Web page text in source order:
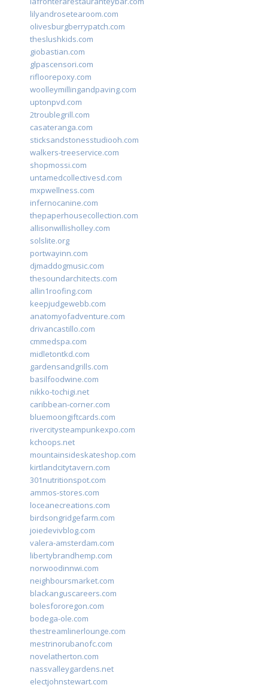
lilyandrosetearoom.com
olivesburgberrypatch.com
theslushkids.com
giobastian.com
glpascensori.com
rifloorepoxy.com
woolleymillingandpaving.com
uptonpvd.com
2troublegrill.com
casateranga.com
sticksandstonesstudiooh.com
walkers-treeservice.com
shopmossi.com
untamedcollectivesd.com
mxpwellness.com
infernocanine.com
thepaperhousecollection.com
allisonwillisholley.com
solslite.org
portwayinn.com
djmaddogmusic.com
thesoundarchitects.com
allin1roofing.com
keepjudgewebb.com
anatomyofadventure.com
drivancastillo.com
cmmedspa.com
midletontkd.com
gardensandgrills.com
basilfoodwine.com
nikko-tochigi.net
caribbean-corner.com
bluemoongiftcards.com
rivercitysteampunkexpo.com
kchoops.net
mountainsideskateshop.com
kirtlandcitytavern.com
301nutritionspot.com
ammos-stores.com
loceanecreations.com
birdsongridgefarm.com
joiedevivblog.com
valera-amsterdam.com
libertybrandhemp.com
norwoodinnwi.com
neighboursmarket.com
blackanguscareers.com
bolesfororegon.com
bodega-ole.com
thestreamlinerlounge.com
mestrinorubanofc.com
novelatherton.com
nassvalleygardens.net
electjohnstewart.com